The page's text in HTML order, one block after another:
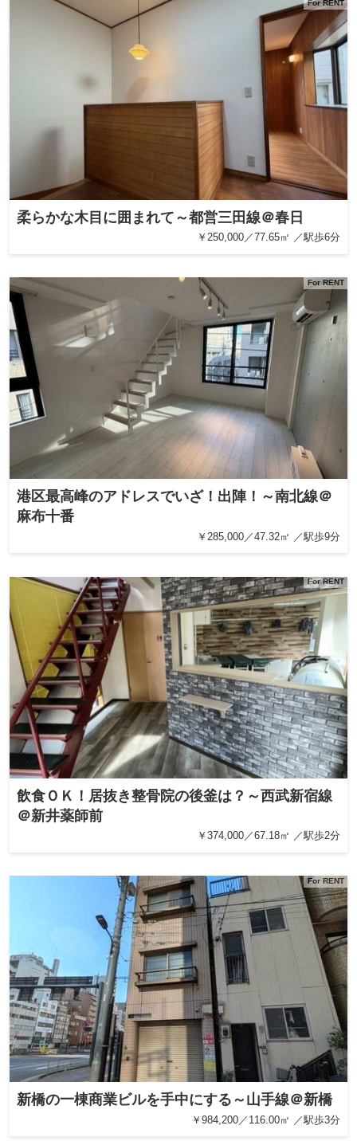
For RENT
柔らかな木目に囲まれて～都営三田線＠春日
￥250,000／77.65㎡ ／駅歩6分
For RENT
港区最高峰のアドレスでいざ！出陣！～南北線＠
麻布十番
￥285,000／47.32㎡ ／駅歩9分
For RENT
飲食ＯＫ！居抜き整骨院の後釜は？～西武新宿線
＠新井薬師前
￥374,000／67.18㎡ ／駅歩2分
For RENT
新橋の一棟商業ビルを手中にする～山手線＠新橋
￥984,200／116.00㎡ ／駅歩3分